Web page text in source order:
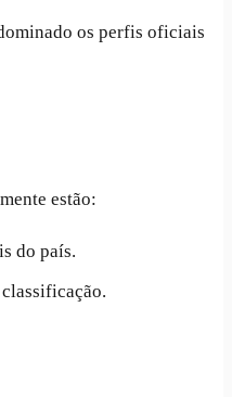
os perfis oficiais
estão:
do país.